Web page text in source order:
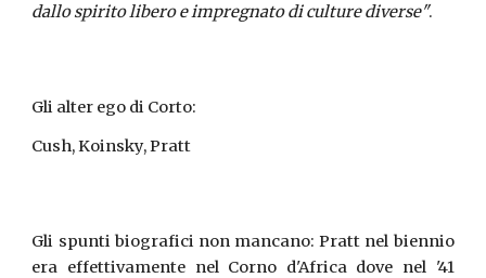
dallo spirito libero e impregnato di culture diverse".
Gli alter ego di Corto:
Cush, Koinsky, Pratt
Gli spunti biografici non mancano: Pratt nel biennio
era effettivamente nel Corno d'Africa dove nel '41